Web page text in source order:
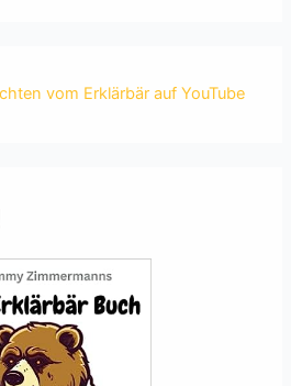
vom Erklärbär auf YouTube